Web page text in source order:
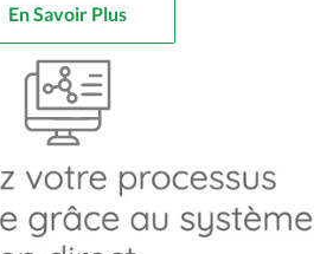
En Savoir Plus